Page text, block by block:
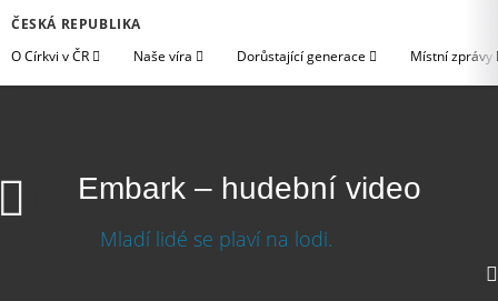
ČESKÁ REPUBLIKA
O Církvi v ČR
Naše víra Dorůstající generace Místní zprávy
Embark – hudební video